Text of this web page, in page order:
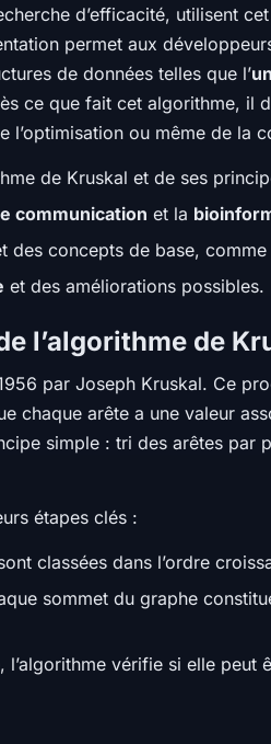
d’efficacité, utilisent
permet aux
de données telles que l’
ce que fait cet algorithme, il
l’optimisation ou même de la
de Kruskal et de ses
communication et la
des concepts de base, comme
et des améliorations possibles.
l’algorithme de
par Joseph Kruskal. Ce
chaque arête a une valeur
simple : tri des arêtes par
étapes clés :
classées dans l’ordre
sommet du graphe
vérifie si elle peut